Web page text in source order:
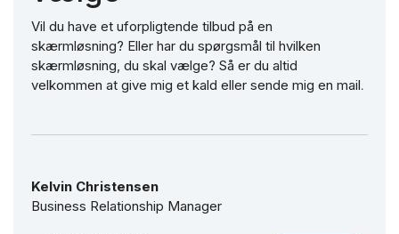
Vil du have et uforpligtende tilbud på en
skærmløsning? Eller har du spørgsmål til hvilken
skærmløsning, du skal vælge? Så er du altid
velkommen at give mig et kald eller sende mig en mail.
Kelvin Christensen
Business Relationship Manager